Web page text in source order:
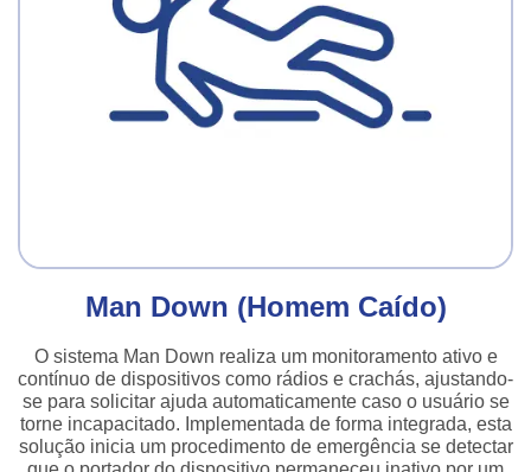
Man Down (Homem Caído)
O sistema Man Down realiza um monitoramento ativo e
contínuo de dispositivos como rádios e crachás, ajustando-
se para solicitar ajuda automaticamente caso o usuário se
torne incapacitado. Implementada de forma integrada, esta
solução inicia um procedimento de emergência se detectar